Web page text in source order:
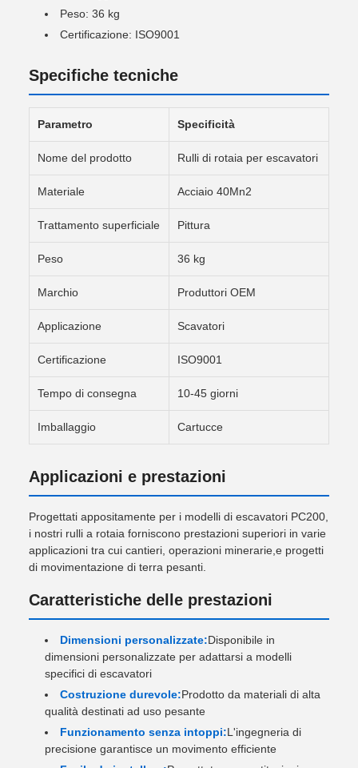
Peso: 36 kg
Certificazione: ISO9001
Specifiche tecniche
Parametro Specificità
Nome del prodotto Rulli di rotaia per escavatori
Materiale Acciaio 40Mn2
Trattamento superficiale Pittura
Peso 36 kg
Marchio Produttori OEM
Applicazione Scavatori
Certificazione ISO9001
Tempo di consegna 10-45 giorni
Imballaggio Cartucce
Applicazioni e prestazioni
Progettati appositamente per i modelli di escavatori PC200,
i nostri rulli a rotaia forniscono prestazioni superiori in varie
applicazioni tra cui cantieri, operazioni minerarie,e progetti
di movimentazione di terra pesanti.
Caratteristiche delle prestazioni
Dimensioni personalizzate:Disponibile in
dimensioni personalizzate per adattarsi a modelli
specifici di escavatori
Costruzione durevole:Prodotto da materiali di alta
qualità destinati ad uso pesante
Funzionamento senza intoppi:L'ingegneria di
precisione garantisce un movimento efficiente